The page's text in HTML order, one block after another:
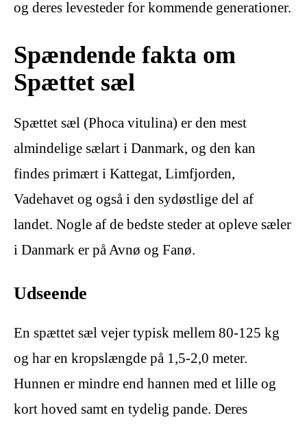
og deres levesteder for kommende generationer.
Spændende fakta om
Spættet sæl
Spættet sæl (Phoca vitulina) er den mest
almindelige sælart i Danmark, og den kan
findes primært i Kattegat, Limfjorden,
Vadehavet og også i den sydøstlige del af
landet. Nogle af de bedste steder at opleve sæler
i Danmark er på Avnø og Fanø.
Udseende
En spættet sæl vejer typisk mellem 80-125 kg
og har en kropslængde på 1,5-2,0 meter.
Hunnen er mindre end hannen med et lille og
kort hoved samt en tydelig pande. Deres